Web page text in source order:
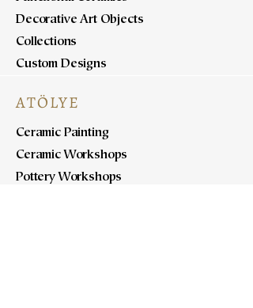
Decorative Art Objects
Collections
Custom Designs
ATÖLYE
Ceramic Painting
Ceramic Workshops
Pottery Workshops